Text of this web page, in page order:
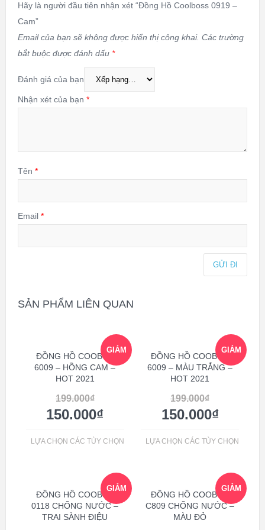
Hãy là người đầu tiên nhận xét “Đồng Hồ Coolboss 0919 –
Cam”
Email của bạn sẽ không được hiển thị công khai. Các trường
bắt buộc được đánh dấu *
Đánh giá của bạn
Nhận xét của bạn *
Tên *
Email *
SẢN PHẨM LIÊN QUAN
GIẢM
ĐỒNG HỒ COOBOS
6009 – HỒNG CAM –
HOT 2021
199.000₫
150.000₫
LỰA CHỌN CÁC TÙY CHỌN
GIẢM
ĐỒNG HỒ COOBOS
6009 – MÀU TRẮNG –
HOT 2021
199.000₫
150.000₫
LỰA CHỌN CÁC TÙY CHỌN
GIẢM
ĐỒNG HỒ COOBOS
0118 CHỐNG NƯỚC –
TRAI SÀNH ĐIỆU
GIẢM
ĐỒNG HỒ COOBOS
C809 CHỐNG NƯỚC –
MÀU ĐỎ